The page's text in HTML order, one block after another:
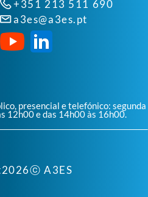
+351 213 511 690
a3es@a3es.pt
presencial e telefónico: segunda
12h00 e das 14h00 às 16h00.
2026ⓒ A3ES